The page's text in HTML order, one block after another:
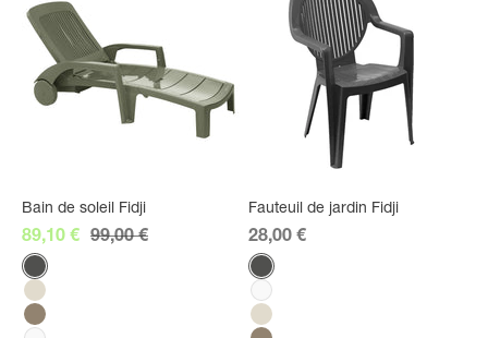
Bain de soleil Fidji
Prix de vente
89,10 € Prix normal
99,00 €
Couleur
Anthracite
Lin
Taupe
Fauteuil de jardin Fidji
Prix de vente
28,00 €
Couleur
Anthracite
Blanc
Lin